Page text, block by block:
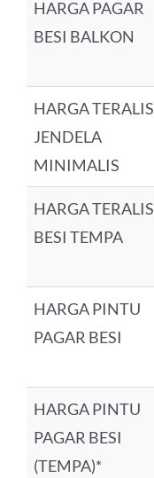
HARGA PAGAR
BESI BALKON
HARGA TERALIS
JENDELA
MINIMALIS
HARGA TERALIS
BESI TEMPA
HARGA PINTU
PAGAR BESI
HARGA PINTU
PAGAR BESI
(TEMPA)*